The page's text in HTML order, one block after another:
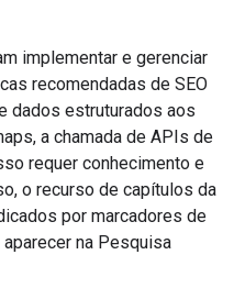
implementar e gerenciar
recomendadas de SEO
dados estruturados aos
a chamada de APIs de
requer conhecimento e
o recurso de capítulos da
por marcadores de
na Pesquisa